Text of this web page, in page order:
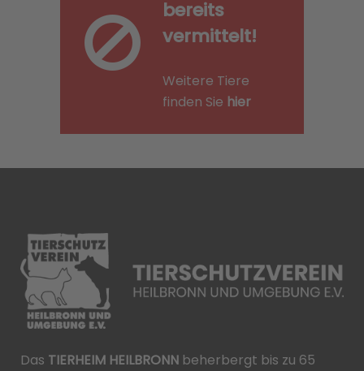
bereits
vermittelt!
Weitere Tiere
finden Sie hier
Das TIERHEIM HEILBRONN beherbergt bis zu 65